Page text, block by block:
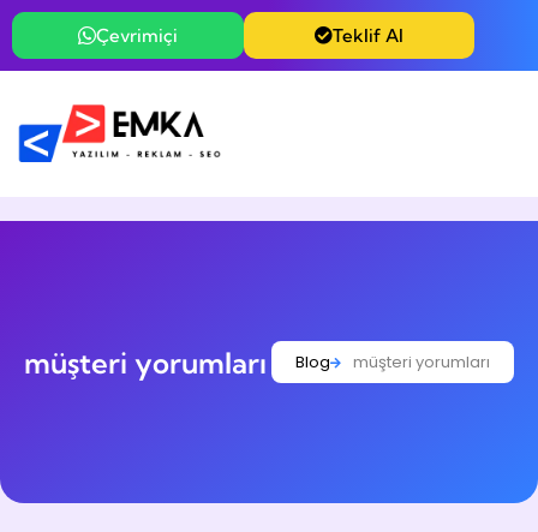
Çevrimiçi Teklif Al
Blog müşteri yorumları
müşteri yorumları